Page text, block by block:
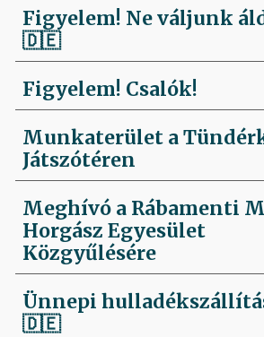
Figyelem! Ne váljunk
🇩🇪
Figyelem! Csalók!
Munkaterület a
Játszótéren
Meghívó a Rábamenti
Horgász Egyesület
Közgyűlésére
Ünnepi
🇩🇪